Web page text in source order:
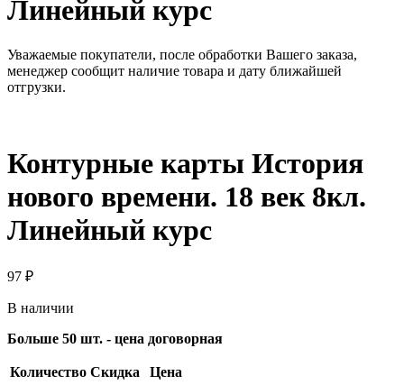
Линейный курс
Уважаемые покупатели, после обработки Вашего заказа,
менеджер сообщит наличие товара и дату ближайшей
отгрузки.
Контурные карты История
нового времени. 18 век 8кл.
Линейный курс
97 ₽
В наличии
Больше 50 шт. - цена договорная
Количество Скидка
Цена